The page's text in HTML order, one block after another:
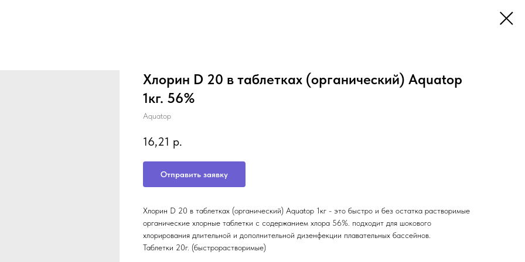
Хлорин D 20 в таблетках (органический) Aquatop
1кг. 56%
Aquatop
16,21 р.
Отправить заявку
Хлорин D 20 в таблетках (органический) Aquatop 1кг - это быстро и без остатка растворимые
органические хлорные таблетки с содержанием хлора 56%. подходит для шокового
хлорирования длительной и дополнительной дизенфекции плавательных бассейнов.
Таблетки 20г. (быстрорастворимые)